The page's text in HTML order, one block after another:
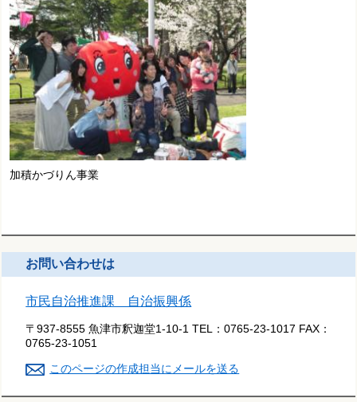
加積かづりん事業
お問い合わせは
市民自治推進課 自治振興係
〒937-8555 魚津市釈迦堂1-10-1 TEL：0765-23-1017 FAX：
0765-23-1051
このページの作成担当にメールを送る